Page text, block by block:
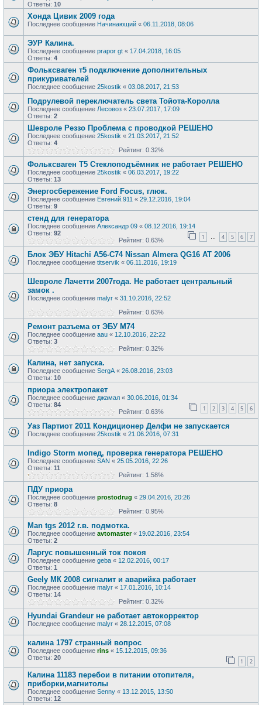
Ответы: 10
Хонда Цивик 2009 года
Последнее сообщение Начинающий « 06.11.2018, 08:06
ЭУР Калина.
Последнее сообщение prapor gt « 17.04.2018, 16:05
Ответы: 4
Фольксваген т5 подключение дополнительных
прикуривателей
Последнее сообщение 25kostik « 03.08.2017, 21:53
Подрулевой переключатель света Тойота-Королла
Последнее сообщение Лесовоз « 23.07.2017, 17:09
Ответы: 2
Шевроле Реззо Проблема с проводкой РЕШЕНО
Последнее сообщение 25kostik « 21.03.2017, 21:52
Ответы: 4
Рейтинг: 0.32%
Фольксваген Т5 Стеклоподъёмник не работает РЕШЕНО
Последнее сообщение 25kostik « 06.03.2017, 19:22
Ответы: 13
Энергосбережение Ford Focus, глюк.
Последнее сообщение Евгений.911 « 29.12.2016, 19:04
Ответы: 9
стенд для генератора
Последнее сообщение Александр 09 « 08.12.2016, 19:14
Ответы: 92 1 … 4 5 6 7
Рейтинг: 0.63%
Блок ЭБУ Hitachi A56-C74 Nissan Almera QG16 AT 2006
Последнее сообщение titservik « 06.11.2016, 19:19
Шевроле Лачетти 2007года. Не работает центральный
замок .
Последнее сообщение malyr « 31.10.2016, 22:52
Рейтинг: 0.63%
Ремонт разъема от ЭБУ М74
Последнее сообщение aau « 12.10.2016, 22:22
Ответы: 3
Рейтинг: 0.32%
Калина, нет запуска.
Последнее сообщение SergA « 26.08.2016, 23:03
Ответы: 10
приора электропакет
Последнее сообщение джамал « 30.06.2016, 01:34
Ответы: 84 1 2 3 4 5 6
Рейтинг: 0.63%
Уаз Партиот 2011 Кондиционер Делфи не запускается
Последнее сообщение 25kostik « 21.06.2016, 07:31
Indigo Storm мопед, проверка генератора РЕШЕНО
Последнее сообщение SAN « 25.05.2016, 22:26
Ответы: 11
Рейтинг: 1.58%
ПДУ приора
Последнее сообщение prostodrug « 29.04.2016, 20:26
Ответы: 8
Рейтинг: 0.95%
Man tgs 2012 г.в. подмотка.
Последнее сообщение avtomaster« 19.02.2016, 23:54
Ответы: 2
Ларгус повышенный ток покоя
Последнее сообщение geba « 12.02.2016, 00:17
Ответы: 1
Geely МК 2008 сигналит и аварийка работает
Последнее сообщение malyr « 17.01.2016, 10:14
Ответы: 14
Рейтинг: 0.32%
Hyundai Grandeur не работает автокорректор
Последнее сообщение malyr « 28.12.2015, 07:08
калина 1797 странный вопрос
Последнее сообщение rins « 15.12.2015, 09:36
Ответы: 20 1 2
Калина 11183 перебои в питании отопителя,
приборки,магнитолы
Последнее сообщение Senny « 13.12.2015, 13:50
Ответы: 12